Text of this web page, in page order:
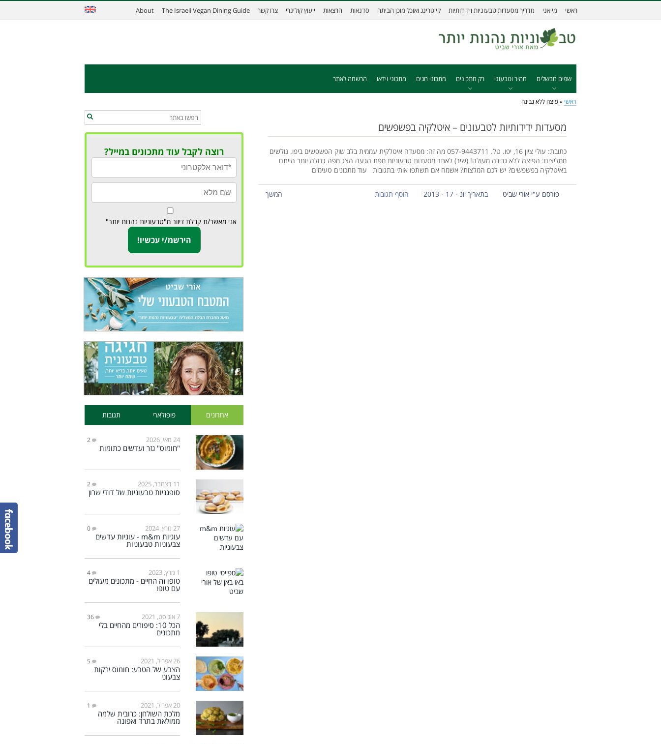
ראשי מי אני מדריך מסעדות טבעוניות וידידותיות קייטרינג ואוכל מוכן הביתה סדנאות הרצאות ייעוץ קולינרי צרו קשר The Israeli Vegan Dining Guide
About
שפים מבשלים מהיר וטבעוני רק מתכונים מתכוני חגים מתכוני וידאו הרשמה לאתר
ראשי » פיצה ללא גבינה
מסעדות ידידותיות לטבעונים – איטלקיה בפשפשים
כתובת: עולי ציון 16, יפו. טל. 057-9443711 מה זה: מסעדה איטלקית עממית בלב שוק הפשפשים ביפו. גולשים
ממליצים: הפיצה ללא גבינה מעולה! (שיר) לאתר מסעדות טבעוניות מפת הגעה הצג מפה גדולה יותר הייתם
באיטלקיה בפשפשים? יש לכם המלצות? אשמח אם תשתפו אותי בתגובות עוד מתכונים טעימים
פורסם ע"י אורי שביט בתאריך יונ - 17 - 2013 הוסף תגובות המשך
רוצה לקבל עוד מתכונים במייל?
אני מאשר/ת קבלת דיוור מ"טבעוניות נהנות יותר"
אחרונים פופולארי תגובות
24 מאי, 2026 2
"חומוס" גזר ועדשים כתומות
11 דצמבר, 2025 2
סופגניות טבעוניות של דודי שרון
27 מרץ, 2024 0
עוגיות m&m - עוגיות עדשים
צבעוניות טבעוניות
1 מרץ, 2023 4
טופו זה החיים - מתכונים מעולים
עם טופו
7 אוגוסט, 2021 36
הכל 10: סיפורים מהחיים בלי
מתכונים
26 אפריל, 2021 5
הצבע של הטבע: חומוס ירקות
צבעוני
20 אפריל, 2021 1
מלכת השולחן: כרובית שלמה
ממולאת בתרד ואפונה